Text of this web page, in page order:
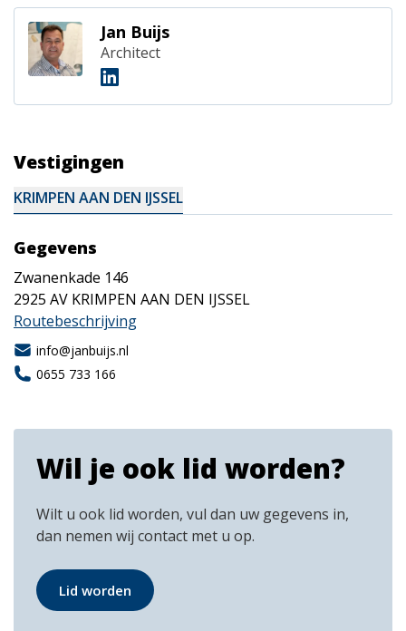
Jan Buijs
Architect
Vestigingen
KRIMPEN AAN DEN IJSSEL
Gegevens
Zwanenkade 146
2925 AV KRIMPEN AAN DEN IJSSEL
Routebeschrijving
info@janbuijs.nl
0655 733 166
Wil je ook lid worden?
Wilt u ook lid worden, vul dan uw gegevens in,
dan nemen wij contact met u op.
Lid worden